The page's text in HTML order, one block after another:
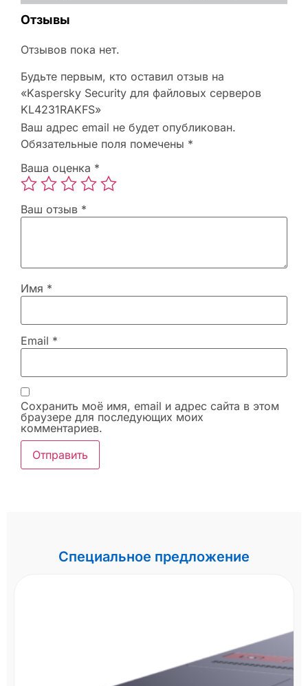
Отзывы
Отзывов пока нет.
Будьте первым, кто оставил отзыв на
«Kaspersky Security для файловых серверов
KL4231RAKFS»
Ваш адрес email не будет опубликован.
Обязательные поля помечены *
Ваша оценка *
Ваш отзыв *
Имя *
Email *
Сохранить моё имя, email и адрес сайта в этом
браузере для последующих моих
комментариев.
Специальное предложение